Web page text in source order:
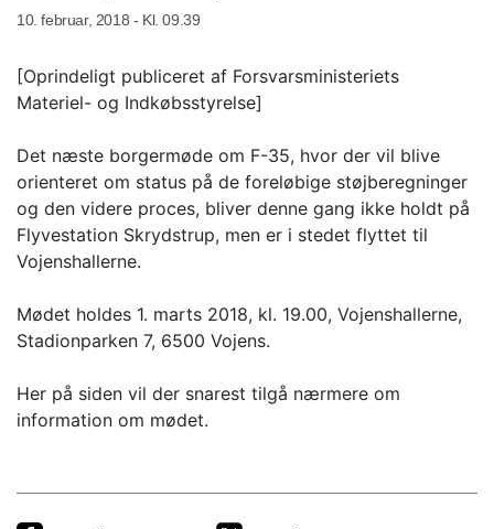
10. februar, 2018 - Kl. 09.39
[Oprindeligt publiceret af Forsvarsministeriets
Materiel- og Indkøbsstyrelse]
Det næste borgermøde om F-35, hvor der vil blive
orienteret om status på de foreløbige støjberegninger
og den videre proces, bliver denne gang ikke holdt på
Flyvestation Skrydstrup, men er i stedet flyttet til
Vojenshallerne.
Mødet holdes 1. marts 2018, kl. 19.00, Vojenshallerne,
Stadionparken 7, 6500 Vojens.
Her på siden vil der snarest tilgå nærmere om
information om mødet.